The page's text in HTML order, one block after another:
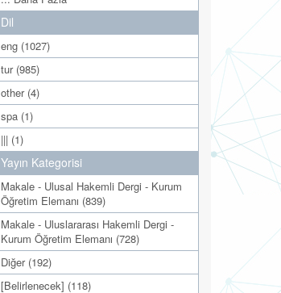
Dil
eng (1027)
tur (985)
other (4)
spa (1)
||| (1)
Yayın Kategorisi
Makale - Ulusal Hakemli Dergi - Kurum
Öğretim Elemanı (839)
Makale - Uluslararası Hakemli Dergi -
Kurum Öğretim Elemanı (728)
Diğer (192)
[Belirlenecek] (118)